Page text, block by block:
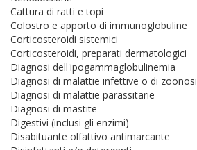
Cattura di ratti e topi
Colostro e apporto di immunoglobuline
Corticosteroidi sistemici
Corticosteroidi, preparati dermatologici
Diagnosi dell'ipogammaglobulinemia
Diagnosi di malattie infettive o di zoonosi
Diagnosi di malattie parassitarie
Diagnosi di mastite
Digestivi (inclusi gli enzimi)
Disabituante olfattivo antimarcante